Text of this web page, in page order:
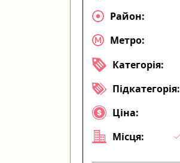
Район:
Метро:
Категорія:
Підкатегорія:
Ціна:
Місця: